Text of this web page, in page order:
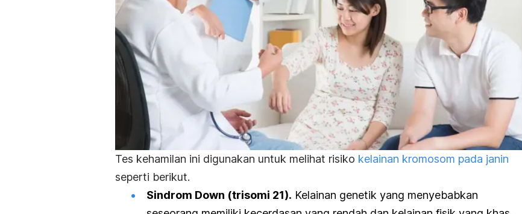
Tes kehamilan ini digunakan untuk melihat risiko kelainan kromosom pada janin
seperti berikut.
Sindrom Down (trisomi 21). Kelainan genetik yang menyebabkan